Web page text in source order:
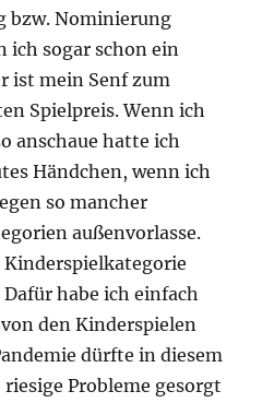
bzw. Nominierung
ich sogar schon ein
ist mein Senf zum
Spielpreis. Wenn ich
anschaue hatte ich
Händchen, wenn ich
so mancher
außenvorlasse.
habe ich einfach
den Kinderspielen
dürfte in diesem
Probleme gesorgt